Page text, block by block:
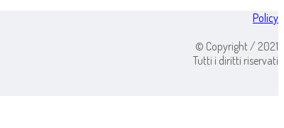
Policy
© Copyright / 2021
Tutti i diritti riservati